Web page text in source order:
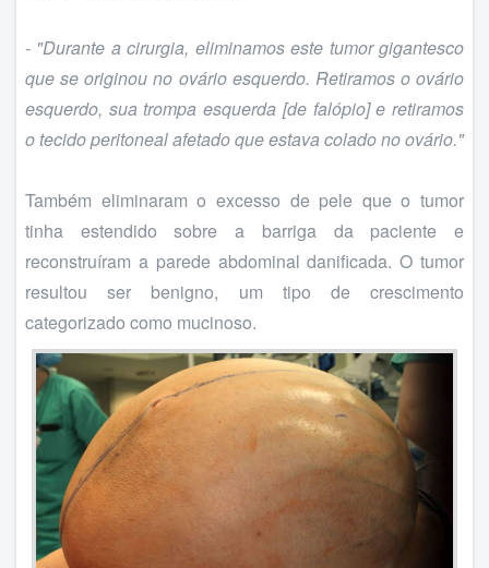
- "Durante a cirurgia, eliminamos este tumor gigantesco
que se originou no ovário esquerdo. Retiramos o ovário
esquerdo, sua trompa esquerda [de falópio] e retiramos
o tecido peritoneal afetado que estava colado no ovário."
Também eliminaram o excesso de pele que o tumor
tinha estendido sobre a barriga da paciente e
reconstruíram a parede abdominal danificada. O tumor
resultou ser benigno, um tipo de crescimento
categorizado como mucinoso.